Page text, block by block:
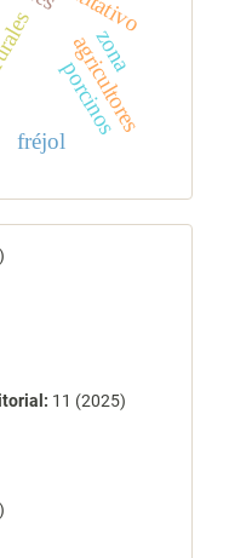
agricultores
porcinos
fréjol
zona
11 (2025)